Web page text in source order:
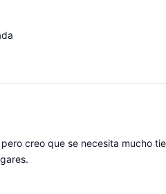
creo que se necesita mucho